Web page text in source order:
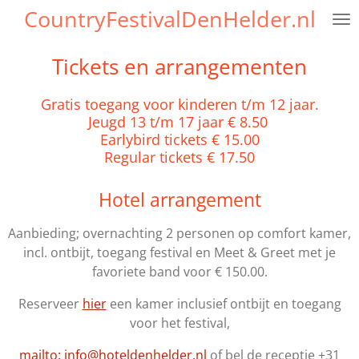
CountryFestivalDenHelder.nl
Tickets en arrangementen
Gratis toegang voor kinderen t/m 12 jaar.
Jeugd 13 t/m 17 jaar € 8.50
Earlybird tickets € 15.00
Regular tickets € 17.50
Hotel arrangement
Aanbieding; overnachting 2 personen op comfort kamer,
incl. ontbijt, toegang festival en Meet & Greet met je
favoriete band voor € 150.00.
Reserveer hiereen kamer inclusief ontbijt en toegang
voor het festival,
mailto: info@hoteldenhelder.nl of bel de receptie +31